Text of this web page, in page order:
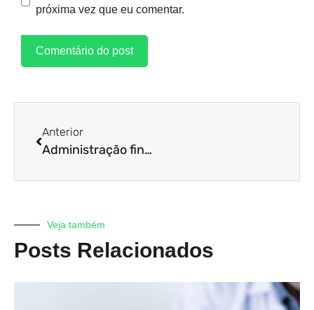
próxima vez que eu comentar.
Anterior
Administração financeira: 5 dicas efetivas para clínicas médicas
Veja também
Posts Relacionados